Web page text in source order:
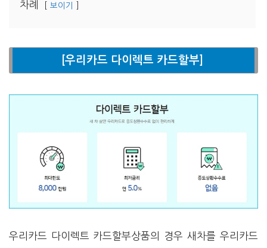
차례 보이기
[우리카드 다이렉트 카드할부]
우리카드 다이렉트 카드할부상품의 경우 새차를 우리카드